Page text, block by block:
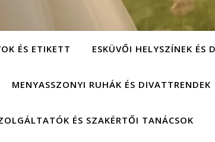
ÉS ETIKETT ESKÜVŐI HELYSZÍNEK ÉS
MENYASSZONYI RUHÁK ÉS DIVATTRENDEK
ÉS SZAKÉRTŐI TANÁCSOK